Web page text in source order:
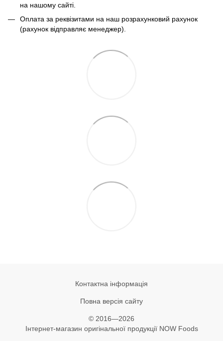
на нашому сайті.
Оплата за реквізитами на наш розрахунковий рахунок
(рахунок відправляє менеджер).
Контактна інформація
Повна версія сайту
© 2016—2026
Інтернет-магазин оригінальної продукції NOW Foods